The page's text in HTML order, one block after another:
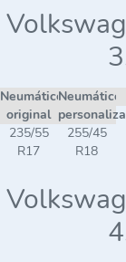
Neumático
original
Neumático
235/55
R17
255/45
R18